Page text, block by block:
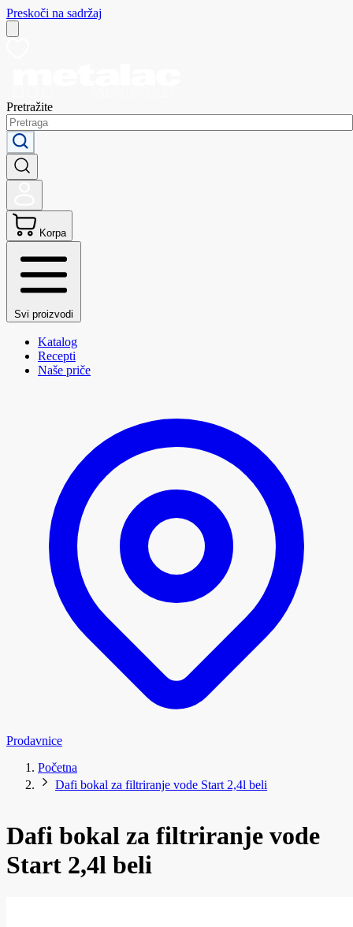
Preskoči na sadržaj
Pretražite
Korpa
Svi proizvodi
Katalog
Recepti
Naše priče
Prodavnice
Početna
Dafi bokal za filtriranje vode Start 2,4l beli
Dafi bokal za filtriranje vode
Start 2,4l beli